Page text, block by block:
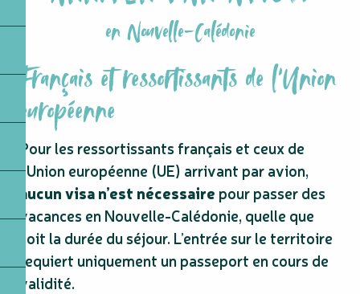
en Nouvelle-Calédonie
Français et ressortissants de l’Union
européenne
Pour les ressortissants français et ceux de
l’Union européenne (UE) arrivant par avion,
aucun visa n’est nécessaire pour passer des
vacances en Nouvelle-Calédonie, quelle que
soit la durée du séjour. L’entrée sur le territoire
requiert uniquement un passeport en cours de
validité.